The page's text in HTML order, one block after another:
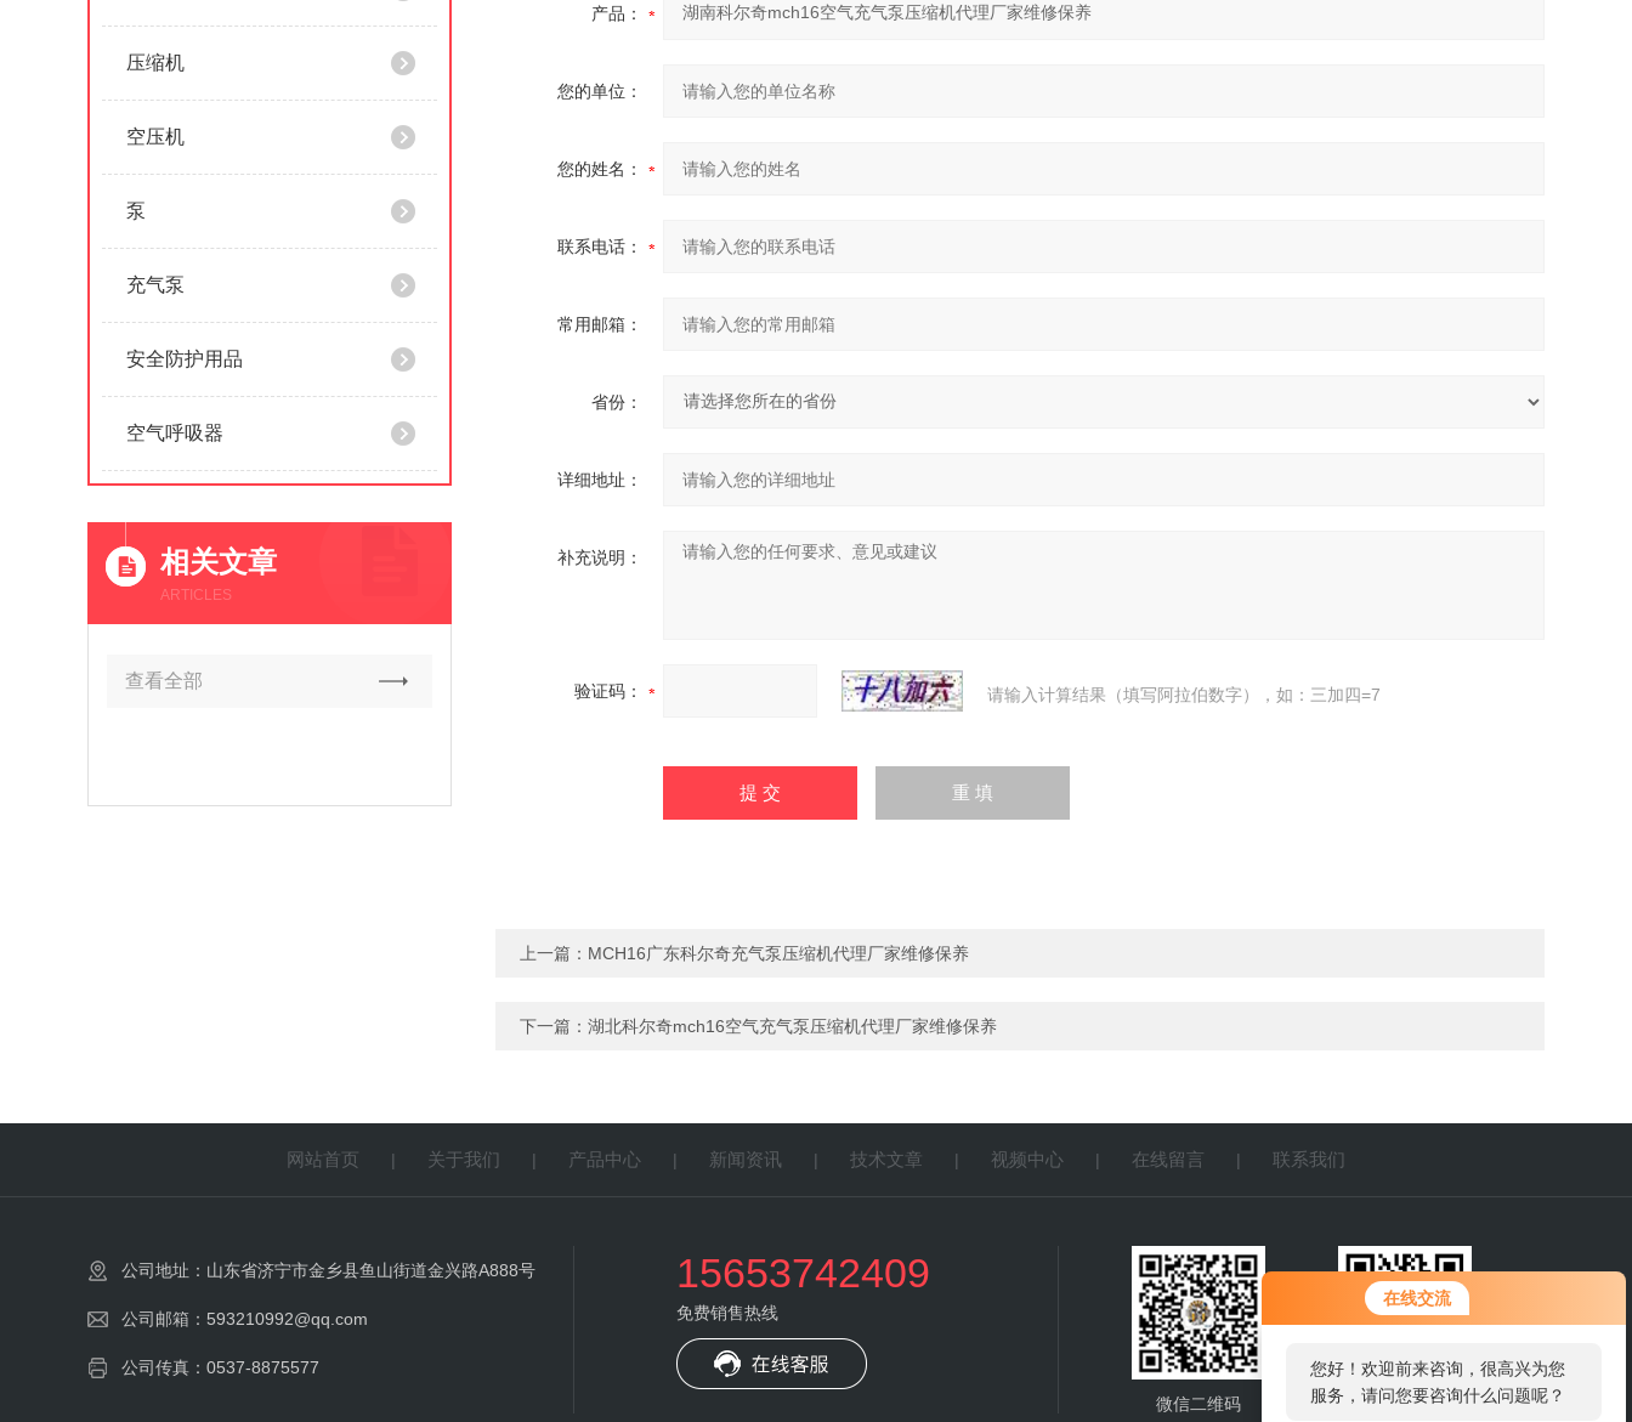
在线交流
您好！欢迎前来咨询，很高兴为您
服务，请问您要咨询什么问题呢？
您好，看您停留很久了，是否找到
了需求产品，您可以直接在线与我
压缩机
空压机
泵
充气泵
安全防护用品
空气呼吸器
相关文章
ARTICLES
查看全部
产品：
您的单位：
您的姓名：
联系电话：
常用邮箱：
省份：
详细地址：
补充说明：
验证码： 请输入计算结果（填写阿拉伯数字），如：三加四=7
上一篇： MCH16广东科尔奇充气泵压缩机代理厂家维修保养
下一篇： 湖北科尔奇mch16空气充气泵压缩机代理厂家维修保养
网站首页 | 关于我们 | 产品中心 | 新闻资讯 | 技术文章 | 视频中心 | 在线留言 | 联系我们
公司地址：山东省济宁市金乡县鱼山街道金兴路A888号
公司邮箱：593210992@qq.com
公司传真：0537-8875577
15653742409
免费销售热线
微信二维码 网站二维码